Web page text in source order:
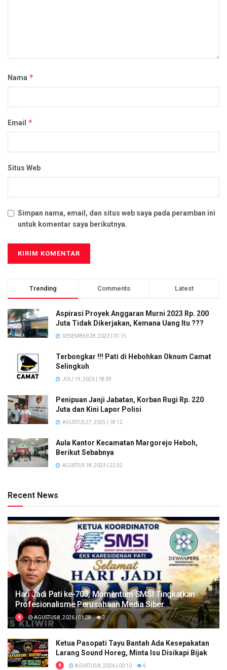
Nama *
Email *
Situs Web
Simpan nama, email, dan situs web saya pada peramban ini
untuk komentar saya berikutnya.
Trending Comments Latest
Aspirasi Proyek Anggaran Murni 2023 Rp. 200
Juta Tidak Dikerjakan, Kemana Uang Itu ???
DESEMBER 28, 2023 | 01:15
Terbongkar !!! Pati di Hebohkan Oknum Camat
Selingkuh
JULI 19, 2023 | 18:39
Penipuan Janji Jabatan, Korban Rugi Rp. 220
Juta dan Kini Lapor Polisi
AGUSTUS 27, 2025 | 18:12
Aula Kantor Kecamatan Margorejo Heboh,
Berikut Sebabnya
AGUSTUS 18, 2023 | 22:32
Recent News
Hari Jadi Pati ke-703, Momentum SMSI Tingkatkan
Profesionalisme Perusahaan Media Siber
AGUSTUS 8, 2026 | 01:28 2
Ketua Pasopati Tayu Bantah Ada Kesepakatan
Larang Sound Horeg, Minta Isu Disikapi Bijak
AGUSTUS 8, 2026 | 00:10 6